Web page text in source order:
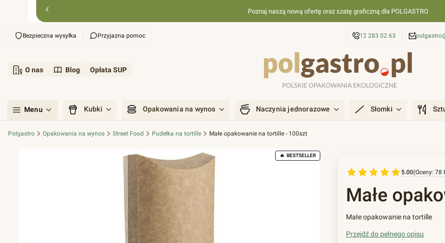
Poznaj naszą nową ofertę oraz szatę graficzną dla POLGASTRO
Bezpieczna wysyłka Przyjazna pomoc 12 283 02 63
O nas Blog Opłata SUP
Menu Kubki Opakowania na wynos Naczynia jednorazowe Słomki
Polgastro Opakowania na wynos Street Food Pudełka na tortille Małe opakowanie na tortille - 100szt
BESTSELLER
5.00(Oceny: 78
Małe
Małe opakowanie na tortille
Przejdź do pełnego opisu